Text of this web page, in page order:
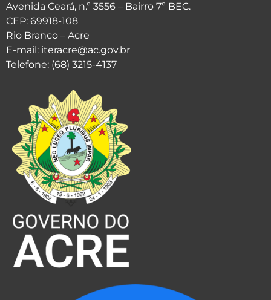
Avenida Ceará, n.º 3556 – Bairro 7º BEC.
CEP: 69918-108
Rio Branco – Acre
E-mail: iteracre@ac.gov.br
Telefone: (68) 3215-4137